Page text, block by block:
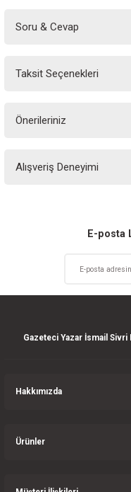
Soru & Cevap
Taksit Seçenekleri
Önerileriniz
yetersiz gördüğünüz noktaları
Ürün resmi kalitesiz,
Ürün açıklamasında eksik
Ürün bilgilerinde hatalar
Ürün fiyatı diğer sitelerden
Alışveriş Deneyimi
E-posta
Gazeteci Yazar İsmail
Hakkımızda
Ürünler